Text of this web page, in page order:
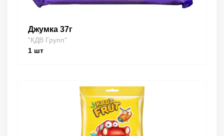
Джумка 37г
"КДВ Групп"
1 шт